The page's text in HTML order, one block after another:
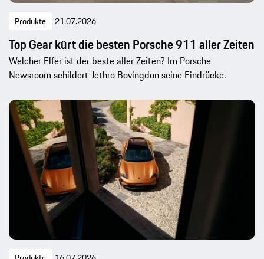
Produkte 21.07.2026
Top Gear kürt die besten Porsche 911 aller Zeiten
Welcher Elfer ist der beste aller Zeiten? Im Porsche
Newsroom schildert Jethro Bovingdon seine Eindrücke.